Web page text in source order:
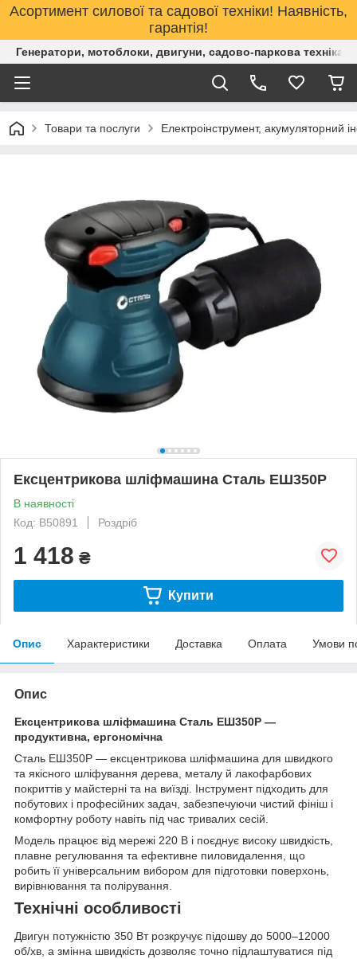
Асортимент силової та садової техніки! Наявність,
гарантія!
Генератори, мотоблоки, двигуни, садово-паркова техніка.
Товари та послуги Електроінструмент, акумуляторний
Ексцентрикова шліфмашина Сталь ЕШ350Р
В наявності
Код: B50891
Роздріб
1 418 ₴
Купити
Опис Характеристики Доставка Оплата Умови
Опис
Ексцентрикова шліфмашина Сталь ЕШ350Р —
продуктивна, ергономічна
Сталь ЕШ350Р — ексцентрикова шліфмашина для швидкого
та якісного шліфування дерева, металу й лакофарбових
покриттів у майстерні та на виїзді. Інструмент підходить для
побутових і професійних задач, забезпечуючи чистий фініш і
комфортну роботу навіть під час тривалих сесій.
Модель працює від мережі 220 В і поєднує високу швидкість,
плавне регулювання та ефективне пиловидалення, що
робить її універсальним вибором для підготовки поверхонь,
вирівнювання та полірування.
Технічні особливості
Двигун потужністю 350 Вт розкручує підошву до 5000–12000
об/хв, а змінна швидкість дозволяє точно підлаштуватися під